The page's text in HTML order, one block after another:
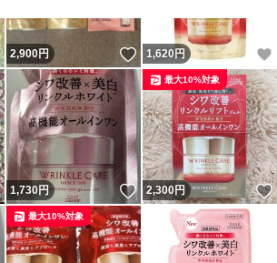
いいね！
2,900円 いいね！
1,620 円
いいね！
1,730円 いいね！
2,300円
最大10%対象
最大10%対象